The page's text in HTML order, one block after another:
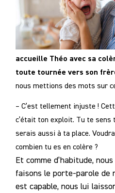
accueille Théo avec sa
toute tournée vers son
nous mettions des mots sur
– C’est tellement injuste !
c’était ton exploit. Tu te sens
serais aussi à ta place.
combien tu es en colère ?
Et comme d’habitude,
faisons le porte-parole de
est capable, nous lui